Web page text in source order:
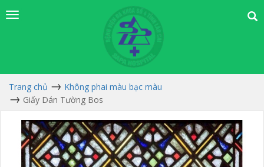
Trang chủ
Không phai màu bạc màu
Giấy Dán Tường Bos